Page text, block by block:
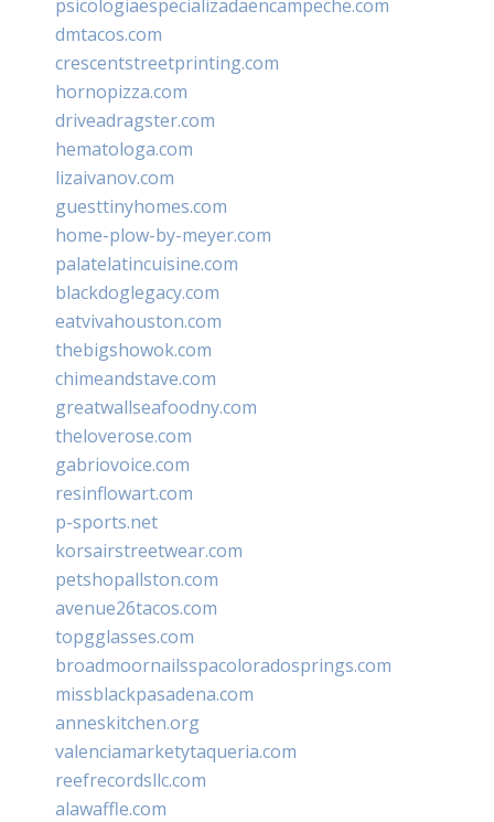
psicologiaespecializadaencampeche.com
dmtacos.com
crescentstreetprinting.com
hornopizza.com
driveadragster.com
hematologa.com
lizaivanov.com
guesttinyhomes.com
home-plow-by-meyer.com
palatelatincuisine.com
blackdoglegacy.com
eatvivahouston.com
thebigshowok.com
chimeandstave.com
greatwallseafoodny.com
theloverose.com
gabriovoice.com
resinflowart.com
p-sports.net
korsairstreetwear.com
petshopallston.com
avenue26tacos.com
topgglasses.com
broadmoornailsspacoloradosprings.com
missblackpasadena.com
anneskitchen.org
valenciamarketytaqueria.com
reefrecordsllc.com
alawaffle.com